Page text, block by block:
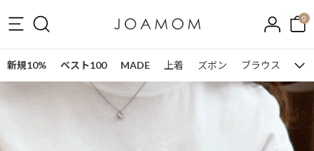
0
新規10% ベスト100 MADE 上着 ズボン ブラウス ワ